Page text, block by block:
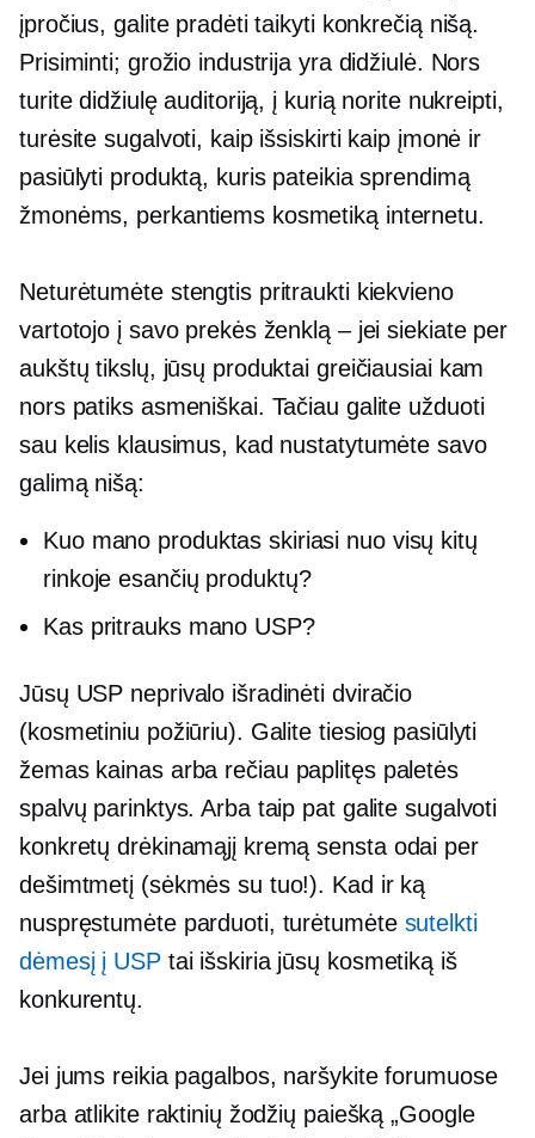
įpročius, galite pradėti taikyti konkrečią nišą.
Prisiminti; grožio industrija yra didžiulė. Nors
turite didžiulę auditoriją, į kurią norite nukreipti,
turėsite sugalvoti, kaip išsiskirti kaip įmonė ir
pasiūlyti produktą, kuris pateikia sprendimą
žmonėms, perkantiems kosmetiką internetu.
Neturėtumėte stengtis pritraukti kiekvieno
vartotojo į savo prekės ženklą – jei siekiate per
aukštų tikslų, jūsų produktai greičiausiai kam
nors patiks asmeniškai. Tačiau galite užduoti
sau kelis klausimus, kad nustatytumėte savo
galimą nišą:
Kuo mano produktas skiriasi nuo visų kitų
rinkoje esančių produktų?
Kas pritrauks mano USP?
Jūsų USP neprivalo išradinėti dviračio
(kosmetiniu požiūriu). Galite tiesiog pasiūlyti
žemas kainas arba rečiau paplitęspaletės
spalvų parinktys. Arba taip pat galite sugalvoti
konkretų drėkinamąjį kremąsenstaodai per
dešimtmetį (sėkmės su tuo!). Kad ir ką
nuspręstumėte parduoti, turėtumėte sutelkti
dėmesį į USPtai išskiria jūsų kosmetiką iš
konkurentų.
Jei jums reikia pagalbos, naršykite forumuose
arba atlikite raktinių žodžių paiešką „Google